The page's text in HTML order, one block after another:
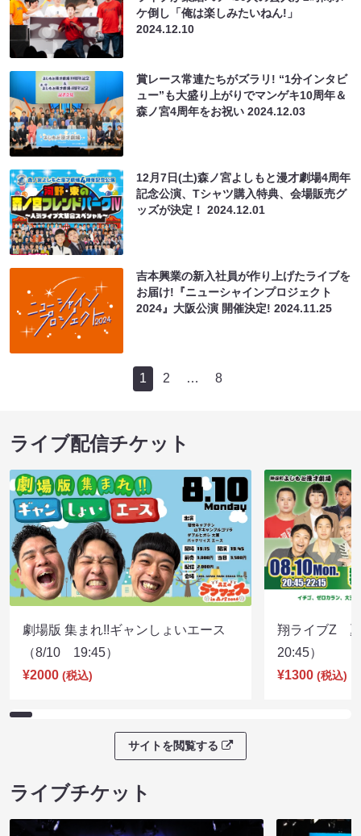
ケ倒し「俺は楽しみたいねん!」
2024.12.10
賞レース常連たちがズラリ! “1分インタビ
ュー”も大盛り上がりでマンゲキ10周年＆
森ノ宮4周年をお祝い2024.12.03
12月7日(土)森ノ宮よしもと漫才劇場4周年
記念公演、Tシャツ購入特典、会場販売グ
ッズが決定！2024.12.01
吉本興業の新入社員が作り上げたライブを
お届け!『ニューシャインプロジェクト
2024』大阪公演 開催決定!2024.11.25
1 2 … 8
ライブ配信チケット
劇場版 集まれ!!ギャンしょいエース
（8/10 19:45）
¥2000 (税込)
翔ライブZ
20:45）
¥1300 (税込)
サイトを閲覧する
ライブチケット